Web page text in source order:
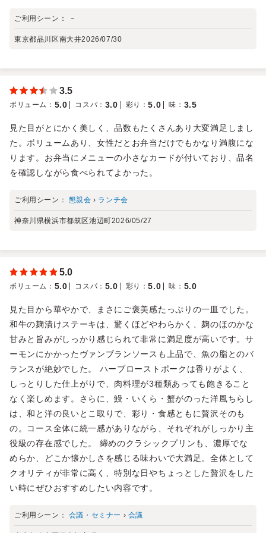
ご利用シーン： －
東京都品川区南大井2026/07/30
3.5
ボリューム ： 5.0 コスパ ： 3.0 彩り ：5.0 味 ： 3.5
見た目がとにかく美しく、品数もたくさんあり大変満足しまし
た。ボリュームあり、女性だとお弁当だけでもかなり満腹にな
ります。お弁当にメニューの小さなカードが付いており、品名
を確認しながら食べられてよかった。
ご利用シーン： 懇親会 › ランチ会
神奈川県横浜市都筑区池辺町2026/05/27
5.0
ボリューム ： 5.0 コスパ ： 5.0 彩り ：5.0 味 ： 5.0
見た目から華やかで、まさにご褒美感たっぷりの一皿でした。
和牛の麹漬けステーキは、驚くほどやわらかく、麹のほのかな
甘みと旨みがしっかり感じられて非常に満足度が高いです。サ
ーモンにかかったヴァンブランソースも上品で、魚の脂とのバ
ランスが絶妙でした。 ハーブローストポークは香りがよく、
しっとりした仕上がりで、肉料理が3種類あっても飽きること
なく楽しめます。さらに、鰻・いくら・蟹がのった洋風ちらし
は、和と洋の良いとこ取りで、彩り・食感ともに贅沢そのも
の。コース全体に統一感がありながら、それぞれがしっかり主
役級の存在感でした。 締めのクラシックプリンも、濃厚でな
めらか、どこか懐かしさを感じる味わいで大満足。全体として
クオリティが非常に高く、特別な日やちょっとした贅沢をした
い時にぜひおすすめしたい内容です。
ご利用シーン： 会議・セミナー › 会議